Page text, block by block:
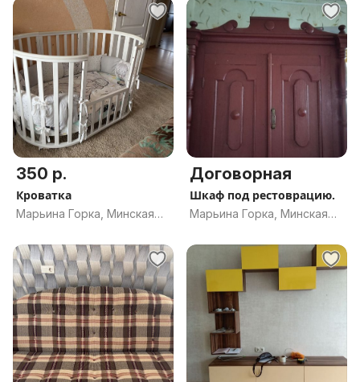
350 р.
Кроватка
Марьина Горка, Минская
Договорная
Шкаф под рестоврацию.
Марьина Горка, Минская